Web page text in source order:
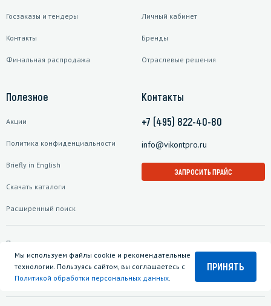
Госзаказы и тендеры
Контакты
Финальная распродажа
Личный кабинет
Бренды
Отраслевые решения
Полезное
Акции
Политика конфиденциальности
Briefly in English
Скачать каталоги
Расширенный поиск
Контакты
+7 (495) 822-40-80
info@vikontpro.ru
ЗАПРОСИТЬ ПРАЙС
Подписаться на рассылку
Мы используем файлы cookie и рекомендательные
технологии. Пользуясь сайтом, вы соглашаетесь с
Политикой обработки персональных данных.
ПРИНЯТЬ